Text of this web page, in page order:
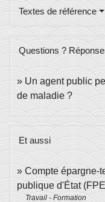
Textes de référence
Questions ?
Un agent public
de maladie ?
Et aussi
Compte épargne-
publique d'État
Travail - Formation